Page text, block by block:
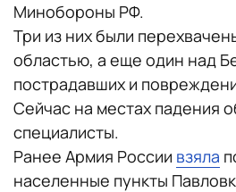
Минобороны РФ.
Три из них были
областью, а еще один над
пострадавших и
Сейчас на местах падения
специалисты.
Ранее Армия России взяла
населенные пункты